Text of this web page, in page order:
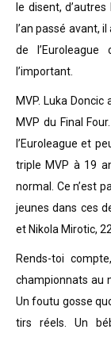
le disent,
l’an passé avant,
de
l’important.
MVP. Luka
MVP du Final
l’Euroleague et
triple MVP à 19
normal. Ce n’est
jeunes dans ces
et Nikola Mirotic,
Rends-toi
championnats au
Un foutu gosse
tirs réels. Un